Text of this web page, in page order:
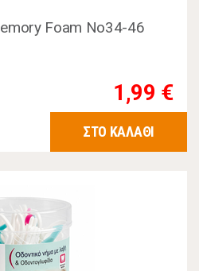
Foam No34-46
1,99 €
ΣΤΟ ΚΑΛΑΘΙ